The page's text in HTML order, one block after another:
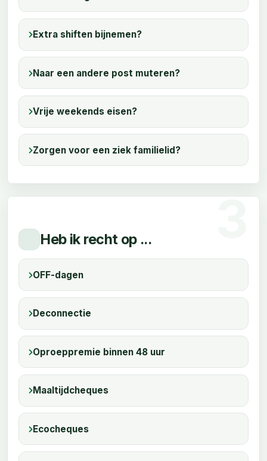
Extra shiften bijnemen?
Naar een andere post muteren?
Vrije weekends eisen?
Zorgen voor een ziek familielid?
Heb ik recht op ...
OFF-dagen
Deconnectie
Oproeppremie binnen 48 uur
Maaltijdcheques
Ecocheques